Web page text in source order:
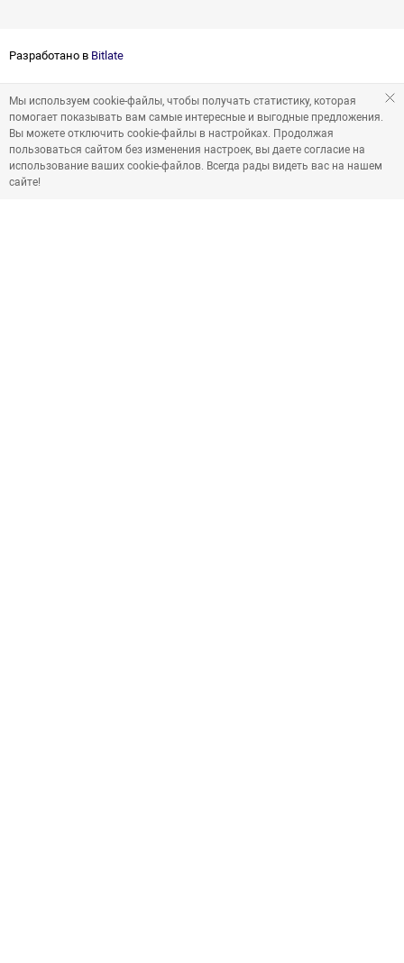
Разработано в Bitlate
Мы используем cookie-файлы, чтобы получать статистику, которая
помогает показывать вам самые интересные и выгодные предложения.
Вы можете отключить cookie-файлы в настройках. Продолжая
пользоваться сайтом без изменения настроек, вы даете согласие на
использование ваших cookie-файлов. Всегда рады видеть вас на нашем
сайте!